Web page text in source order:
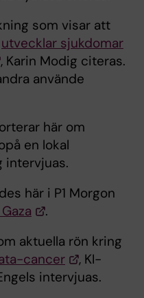
som visar att
utvecklar sjukdomar
, Karin Modig citeras.
använde
här om
en lokal
intervjuas.
här i P1 Morgon
.
aktuella rön kring
cancer
, KI-
intervjuas.